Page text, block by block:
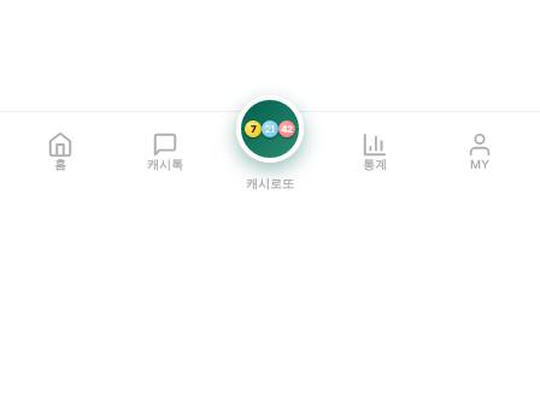
홈 캐시톡
7 21 42
캐시로또
통계 MY